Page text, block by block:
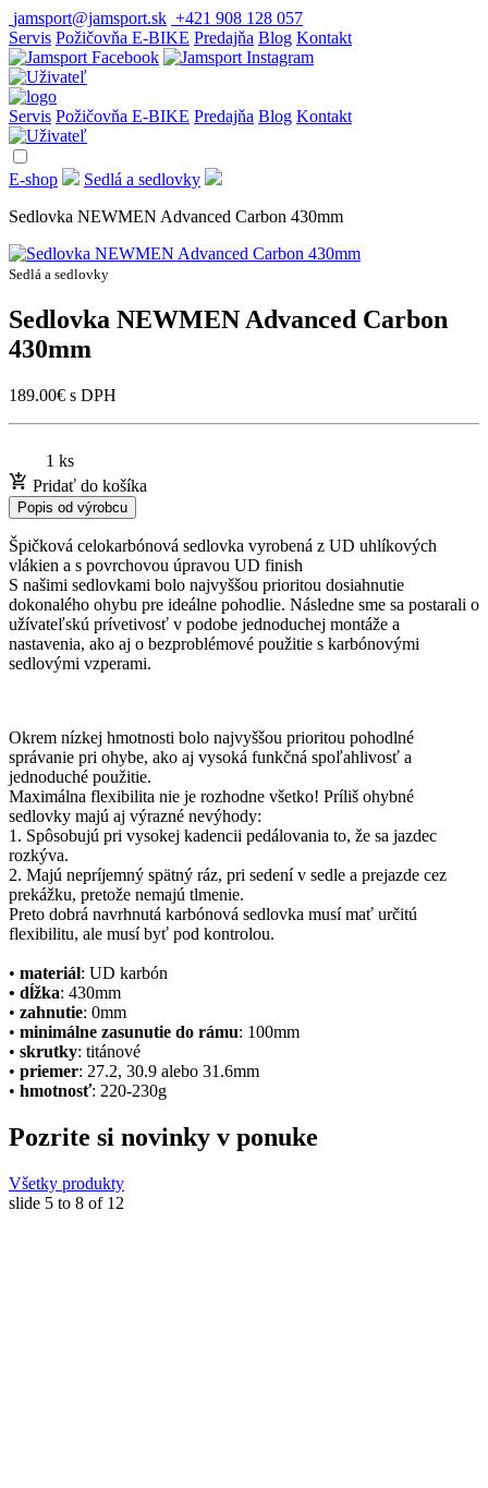
jamsport@jamsport.sk +421 908 128 057
Servis Požičovňa E-BIKE Predajňa Blog Kontakt
Servis Požičovňa E-BIKE Predajňa Blog Kontakt
E-shop
Sedlá a sedlovky
Sedlovka NEWMEN Advanced Carbon 430mm
Sedlá a sedlovky
Sedlovka NEWMEN Advanced Carbon
430mm
189.00€ s DPH
1 ks
Pridať do košíka
Popis od výrobcu
Špičková celokarbónová sedlovka vyrobená z UD uhlíkových
vlákien a s povrchovou úpravou UD finish
S našimi sedlovkami bolo najvyššou prioritou dosiahnutie
dokonalého ohybu pre ideálne pohodlie. Následne sme sa postarali o
užívateľskú prívetivosť v podobe jednoduchej montáže a
nastavenia, ako aj o bezproblémové použitie s karbónovými
sedlovými vzperami.
Okrem nízkej hmotnosti bolo najvyššou prioritou pohodlné
správanie pri ohybe, ako aj vysoká funkčná spoľahlivosť a
jednoduché použitie.
Maximálna flexibilita nie je rozhodne všetko! Príliš ohybné
sedlovky majú aj výrazné nevýhody:
1. Spôsobujú pri vysokej kadencii pedálovania to, že sa jazdec
rozkýva.
2. Majú nepríjemný spätný ráz, pri sedení v sedle a prejazde cez
prekážku, pretože nemajú tlmenie.
Preto dobrá navrhnutá karbónová sedlovka musí mať určitú
flexibilitu, ale musí byť pod kontrolou.
• materiál: UD karbón
• dĺžka: 430mm
• zahnutie: 0mm
• minimálne zasunutie do rámu: 100mm
• skrutky: titánové
• priemer: 27.2, 30.9 alebo 31.6mm
• hmotnosť: 220-230g
Pozrite si novinky v ponuke
Všetky produkty
slide 5 to 8 of 12